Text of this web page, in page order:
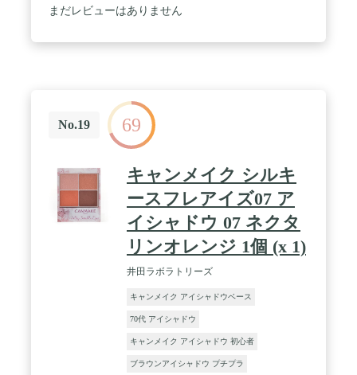
クト】お出かけ先の持ち運びコスメとしても活躍し
まだレビューはありません
No.19 69
キャンメイク シルキ
ースフレアイズ07 ア
イシャドウ 07 ネクタ
リンオレンジ 1個 (x 1)
井田ラボラトリーズ
キャンメイク アイシャドウベース
70代 アイシャドウ
キャンメイク アイシャドウ 初心者
ブラウンアイシャドウ プチプラ